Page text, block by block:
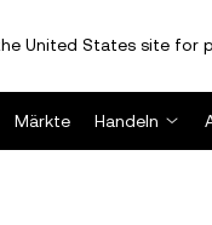
United States site for
Märkte Handeln